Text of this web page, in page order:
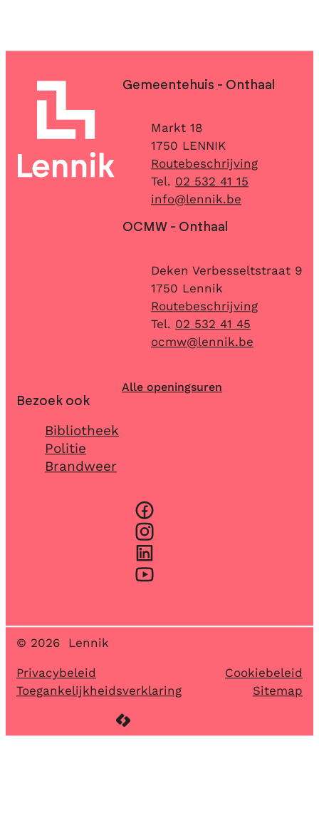
Contact & openingsuren
Gemeentehuis - Onthaal
AdresMarkt 18
,1750 LENNIK
Routebeschrijving
02 532 41 15
E-mailinfo@lennik.be
OCMW - Onthaal
AdresDeken Verbesseltstraat 9
,1750 Lennik
Routebeschrijving
02 532 41 45
E-mailocmw@lennik.be
Alle openingsuren
Bezoek ook
Bibliotheek
Politie
Brandweer
© 2026 Lennik
Privacybeleid
Cookiebeleid
Toegankelijkheidsverklaring
Sitemap